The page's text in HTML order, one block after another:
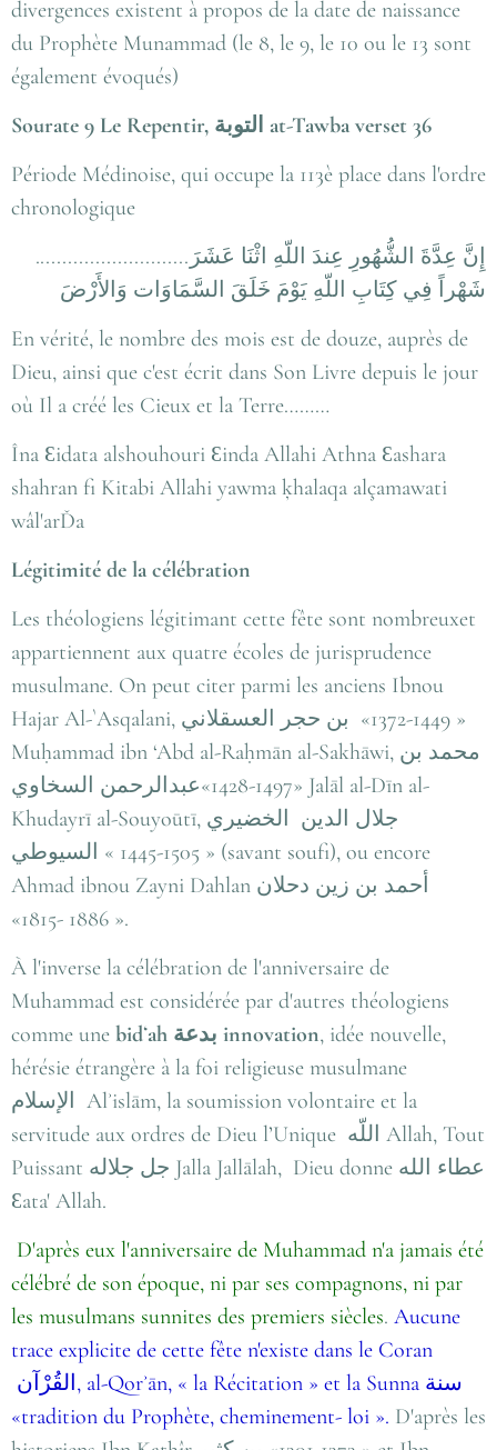
divergences existent à propos de la date de naissance
du Prophète Munammad (le 8, le 9, le 10 ou le 13 sont
également évoqués)
Sourate 9 Le Repentir, التوبة at-Tawba verset 36
Période Médinoise, qui occupe la 113è place dans l'ordre
chronologique
............................ إِنَّ عِدَّةَ الشُّهُورِ عِندَ اللّهِ اثْنَا عَشَرَ
شَهْراً فِي كِتَابِ اللّهِ يَوْمَ خَلَقَ السَّمَاوَات وَالأَرْضَ
En vérité, le nombre des mois est de douze, auprès de
Dieu, ainsi que c'est écrit dans Son Livre depuis le jour
où Il a créé les Cieux et la Terre………
Îna Ɛidata alshouhouri Ɛinda Allahi Athna Ɛashara
shahran fi Kitabi Allahi yawma ķhalaqa alçamawati
wâl'arĎa
Légitimité de la célébration
Les théologiens légitimant cette fête sont nombreuxet
appartiennent aux quatre écoles de jurisprudence
musulmane. On peut citer parmi les anciens Ibnou
Hajar Al-`Asqalani, بن حجر العسقلاني «1372-1449 »
Muḥammad ibn ‘Abd al-Raḥmān al-Sakhāwi, محمد بن
عبدالرحمن السخاوي‎«1428-1497» Jalāl al-Dīn al-
Khudayrī al-Souyoūtī, جلال الدين الخضيري
السيوطي « 1445-1505 » (savant soufi), ou encore
Ahmad ibnou Zayni Dahlan أحمد بن زين دحلان
«1815- 1886 ».
À l'inverse la célébration de l'anniversaire de
Muhammad est considérée par d'autres théologiens
comme une bidʻah بدعة innovation, idée nouvelle,
hérésie étrangère à la foi religieuse musulmane
الإسلام
Alʾislām, la soumission volontaire et la
servitude aux ordres de Dieu l’Unique اللّه Allah, Tout
Puissant جل جلاله Jalla Jallālah, Dieu donne عطاء الله
Ɛata' Allah.
D'après eux l'anniversaire de Muhammad n'a jamais été
célébré de son époque, ni par ses compagnons, ni par
les musulmans sunnites des premiers siècles. Aucune
trace explicite de cette fête n'existe dans le Coran
القُرْآن , al-Qorʾān, « la Récitation » et la Sunna سنة
«tradition du Prophète, cheminement- loi ». D'après les